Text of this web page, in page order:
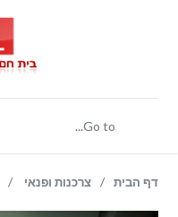
דף הבית / צרכנות ופנאי /